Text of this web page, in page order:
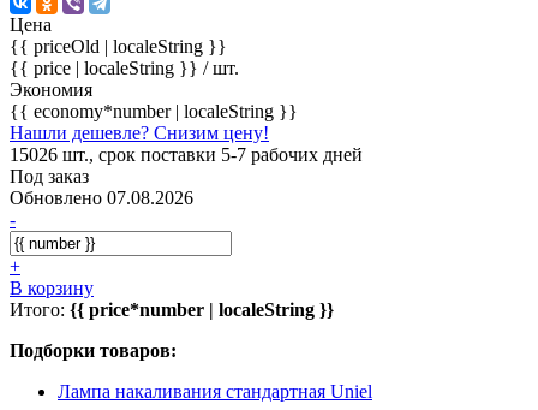
Цена
{{ priceOld | localeString }}
{{ price | localeString }} / шт.
Экономия
{{ economy*number | localeString }}
Нашли дешевле? Снизим цену!
15026 шт., срок поставки 5-7 рабочих дней
Под заказ
Обновлено 07.08.2026
-
+
В корзину
Итого: {{ price*number | localeString }}
Подборки товаров:
Лампа накаливания стандартная Uniel